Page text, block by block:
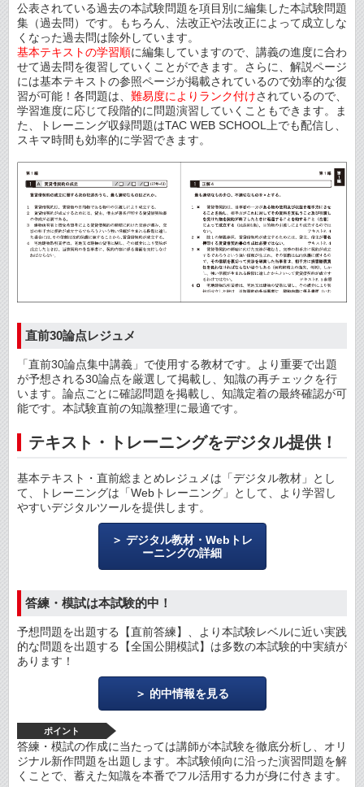
公表されている過去の本試験問題を項目別に編集した本試験問題
集（過去問）です。もちろん、法改正や法改正によって成立しな
くなった過去問は除外しています。
基本テキストの学習順に編集していますので、講義の進度に合わ
せて過去問を復習していくことができます。さらに、解説ページ
には基本テキストの参照ページが掲載されているので効率的な復
習が可能！各問題は、 難易度によりランク付けされているので、
学習進度に応じて段階的に問題演習していくこともできます。ま
た、トレーニング収録問題はTAC WEB SCHOOL上でも配信し、
スキマ時間も効率的に学習できます。
直前30論点レジュメ
「直前30論点集中講義」で使用する教材です。より重要で出題
が予想される30論点を厳選して掲載し、知識の再チェックを行
います。論点ごとに確認問題を掲載し、知識定着の最終確認が可
能です。本試験直前の知識整理に最適です。
テキスト・トレーニングをデジタル提供！
基本テキスト・直前総まとめレジュメは「デジタル教材」とし
て、トレーニングは「Webトレーニング」として、より学習し
やすいデジタルツールを提供します。
デジタル教材・Webトレ
ーニングの詳細
答練・模試は本試験的中！
予想問題を出題する【直前答練】、より本試験レベルに近い実践
的な問題を出題する【全国公開模試】は多数の本試験的中実績が
あります！
的中情報を見る
ポイント
答練・模試の作成に当たっては講師が本試験を徹底分析し、オリ
ジナル新作問題を出題します。本試験傾向に沿った演習問題を解
くことで、蓄えた知識を本番でフル活用する力が身に付きます。